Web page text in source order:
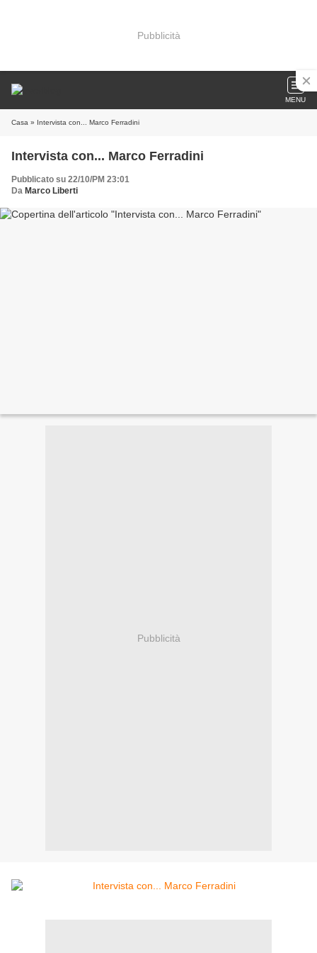
Pubblicità
MENU
Casa » Intervista con... Marco Ferradini
Intervista con... Marco Ferradini
Pubblicato su 22/10/PM 23:01
Da Marco Liberti
Pubblicità